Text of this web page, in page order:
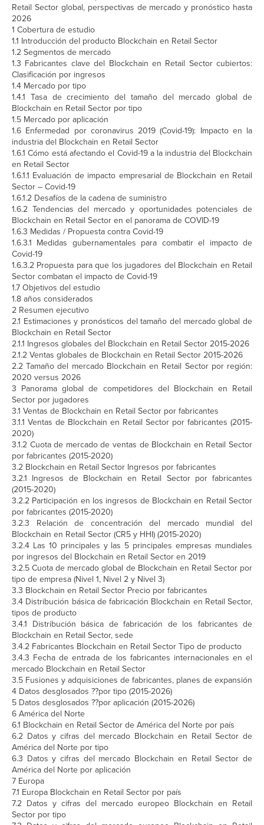
Retail Sector global, perspectivas de mercado y pronóstico hasta
2026
1 Cobertura de estudio
1.1 Introducción del producto Blockchain en Retail Sector
1.2 Segmentos de mercado
1.3 Fabricantes clave del Blockchain en Retail Sector cubiertos:
Clasificación por ingresos
1.4 Mercado por tipo
1.4.1 Tasa de crecimiento del tamaño del mercado global de
Blockchain en Retail Sector por tipo
1.5 Mercado por aplicación
1.6 Enfermedad por coronavirus 2019 (Covid-19): Impacto en la
industria del Blockchain en Retail Sector
1.6.1 Cómo está afectando el Covid-19 a la industria del Blockchain
en Retail Sector
1.6.1.1 Evaluación de impacto empresarial de Blockchain en Retail
Sector – Covid-19
1.6.1.2 Desafíos de la cadena de suministro
1.6.2 Tendencias del mercado y oportunidades potenciales de
Blockchain en Retail Sector en el panorama de COVID-19
1.6.3 Medidas / Propuesta contra Covid-19
1.6.3.1 Medidas gubernamentales para combatir el impacto de
Covid-19
1.6.3.2 Propuesta para que los jugadores del Blockchain en Retail
Sector combatan el impacto de Covid-19
1.7 Objetivos del estudio
1.8 años considerados
2 Resumen ejecutivo
2.1 Estimaciones y pronósticos del tamaño del mercado global de
Blockchain en Retail Sector
2.1.1 Ingresos globales del Blockchain en Retail Sector 2015-2026
2.1.2 Ventas globales de Blockchain en Retail Sector 2015-2026
2.2 Tamaño del mercado Blockchain en Retail Sector por región:
2020 versus 2026
3 Panorama global de competidores del Blockchain en Retail
Sector por jugadores
3.1 Ventas de Blockchain en Retail Sector por fabricantes
3.1.1 Ventas de Blockchain en Retail Sector por fabricantes (2015-
2020)
3.1.2 Cuota de mercado de ventas de Blockchain en Retail Sector
por fabricantes (2015-2020)
3.2 Blockchain en Retail Sector Ingresos por fabricantes
3.2.1 Ingresos de Blockchain en Retail Sector por fabricantes
(2015-2020)
3.2.2 Participación en los ingresos de Blockchain en Retail Sector
por fabricantes (2015-2020)
3.2.3 Relación de concentración del mercado mundial del
Blockchain en Retail Sector (CR5 y HHI) (2015-2020)
3.2.4 Las 10 principales y las 5 principales empresas mundiales
por ingresos del Blockchain en Retail Sector en 2019
3.2.5 Cuota de mercado global de Blockchain en Retail Sector por
tipo de empresa (Nivel 1, Nivel 2 y Nivel 3)
3.3 Blockchain en Retail Sector Precio por fabricantes
3.4 Distribución básica de fabricación Blockchain en Retail Sector,
tipos de producto
3.4.1 Distribución básica de fabricación de los fabricantes de
Blockchain en Retail Sector, sede
3.4.2 Fabricantes Blockchain en Retail Sector Tipo de producto
3.4.3 Fecha de entrada de los fabricantes internacionales en el
mercado Blockchain en Retail Sector
3.5 Fusiones y adquisiciones de fabricantes, planes de expansión
4 Datos desglosados ??por tipo (2015-2026)
5 Datos desglosados ??por aplicación (2015-2026)
6 América del Norte
6.1 Blockchain en Retail Sector de América del Norte por país
6.2 Datos y cifras del mercado Blockchain en Retail Sector de
América del Norte por tipo
6.3 Datos y cifras del mercado Blockchain en Retail Sector de
América del Norte por aplicación
7 Europa
7.1 Europa Blockchain en Retail Sector por país
7.2 Datos y cifras del mercado europeo Blockchain en Retail
Sector por tipo